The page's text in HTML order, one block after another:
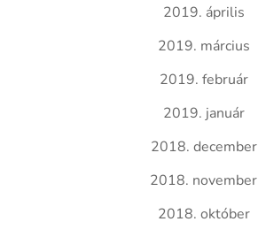
2019. április
2019. március
2019. február
2019. január
2018. december
2018. november
2018. október